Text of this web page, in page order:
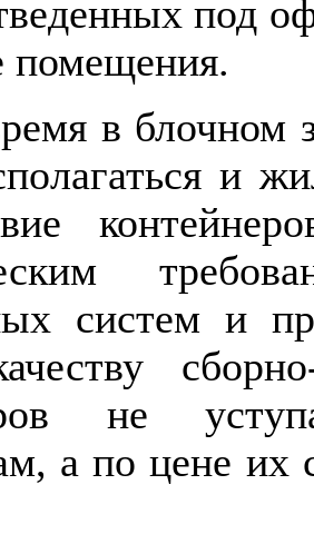
под
помещения.
в блочном
и
систем и
не
а по цене их